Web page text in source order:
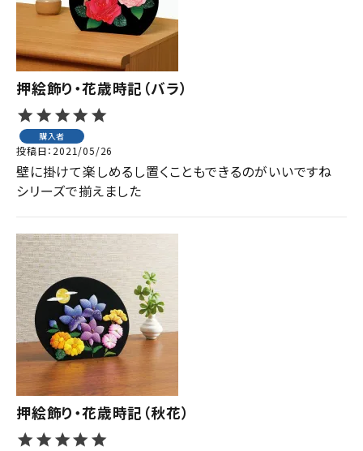
押絵飾り・花歳時記（バラ）
購入者
投稿日 2021/05/26
壁に掛けて楽しめるし置くこともできるのがいいですね
押絵飾り・花歳時記（秋花）